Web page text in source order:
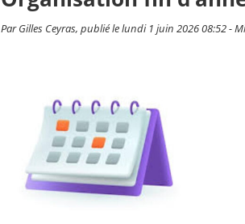
Par Gilles Ceyras, publié le lundi 1 juin 2026 08:52 -